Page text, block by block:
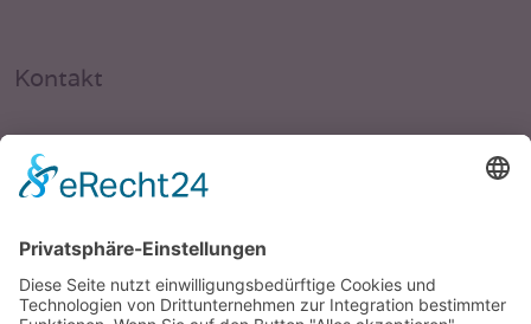
Kontakt
80802 München
info@regulativehautpflege.de